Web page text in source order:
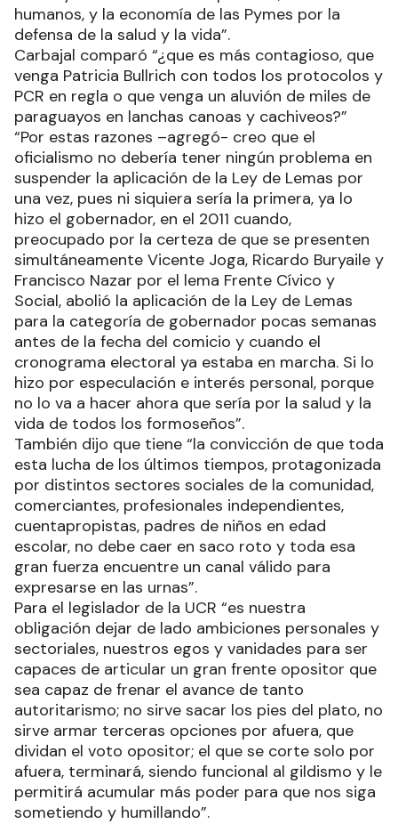
humanos, y la economía de las Pymes por la
defensa de la salud y la vida”.
Carbajal comparó “¿que es más contagioso, que
venga Patricia Bullrich con todos los protocolos y
PCR en regla o que venga un aluvión de miles de
paraguayos en lanchas canoas y cachiveos?”
“Por estas razones –agregó- creo que el
oficialismo no debería tener ningún problema en
suspender la aplicación de la Ley de Lemas por
una vez, pues ni siquiera sería la primera, ya lo
hizo el gobernador, en el 2011 cuando,
preocupado por la certeza de que se presenten
simultáneamente Vicente Joga, Ricardo Buryaile y
Francisco Nazar por el lema Frente Cívico y
Social, abolió la aplicación de la Ley de Lemas
para la categoría de gobernador pocas semanas
antes de la fecha del comicio y cuando el
cronograma electoral ya estaba en marcha. Si lo
hizo por especulación e interés personal, porque
no lo va a hacer ahora que sería por la salud y la
vida de todos los formoseños”.
También dijo que tiene “la convicción de que toda
esta lucha de los últimos tiempos, protagonizada
por distintos sectores sociales de la comunidad,
comerciantes, profesionales independientes,
cuentapropistas, padres de niños en edad
escolar, no debe caer en saco roto y toda esa
gran fuerza encuentre un canal válido para
expresarse en las urnas”.
Para el legislador de la UCR “es nuestra
obligación dejar de lado ambiciones personales y
sectoriales, nuestros egos y vanidades para ser
capaces de articular un gran frente opositor que
sea capaz de frenar el avance de tanto
autoritarismo; no sirve sacar los pies del plato, no
sirve armar terceras opciones por afuera, que
dividan el voto opositor; el que se corte solo por
afuera, terminará, siendo funcional al gildismo y le
permitirá acumular más poder para que nos siga
sometiendo y humillando”.